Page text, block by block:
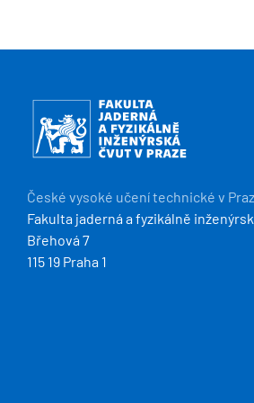
Obrázek
České vysoké učení technické v
Fakulta jaderná a fyzikálně
Břehová 7
115 19 Praha 1